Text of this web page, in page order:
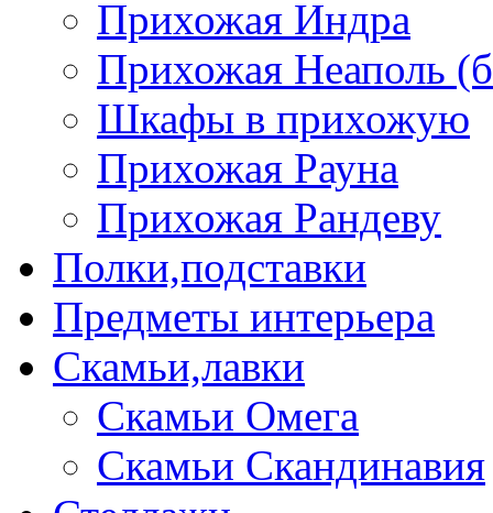
Прихожая Индра
Прихожая Неаполь
Шкафы в прихожую
Прихожая Рауна
Прихожая Рандеву
Полки,подставки
Предметы интерьера
Скамьи,лавки
Скамьи Омега
Скамьи Скандинавия